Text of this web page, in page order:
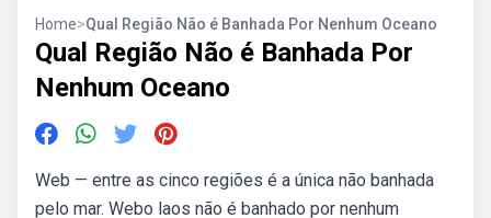
Home>Qual Região Não é Banhada Por Nenhum Oceano
Qual Região Não é Banhada Por
Nenhum Oceano
Web — entre as cinco regiões é a única não banhada
pelo mar. Webo laos não é banhado por nenhum